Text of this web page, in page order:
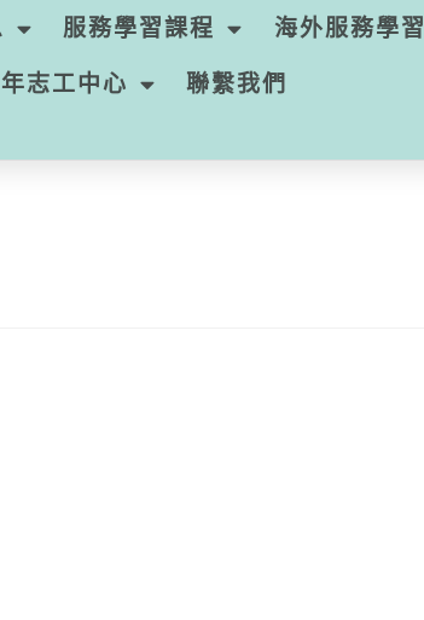
服務學習課程 海外服務學習
志工中心
聯繫我們